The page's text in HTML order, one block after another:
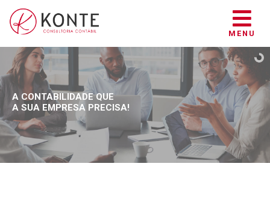
MENU
A CONTABILIDADE QUE
A SUA EMPRESA PRECISA!